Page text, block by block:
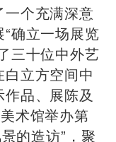
个充满深意
确立一场展览
三十位中外艺
立方空间中
品、展陈及
术馆举办第
的造访”，聚